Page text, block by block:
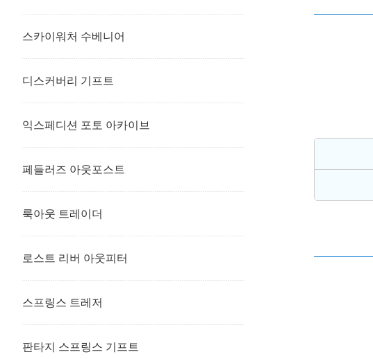
스카이워처 수베니어
디스커버리 기프트
익스페디션 포토 아카이브
페들러즈 아웃포스트
룩아웃 트레이더
로스트 리버 아웃피터
스프링스 트레저
판타지 스프링스 기프트